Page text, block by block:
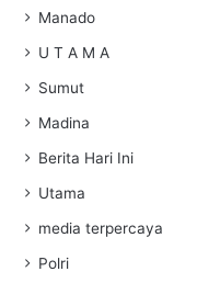
Manado
U T A M A
Sumut
Madina
Berita Hari Ini
Utama
media terpercaya
Polri